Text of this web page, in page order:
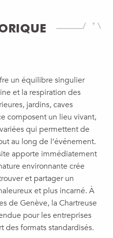
un équilibre singulier
et la respiration des
jardins, caves
composent un lieu vivant,
qui permettent de
au long de l’événement.
apporte immédiatement
environnante crée
et partager un
et plus incarné. À
de Genève, la Chartreuse
pour les entreprises
des formats standardisés.